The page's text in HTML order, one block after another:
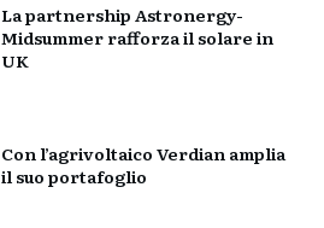
La partnership Astronergy-
Midsummer rafforza il solare in
UK
Con l’agrivoltaico Verdian amplia
il suo portafoglio